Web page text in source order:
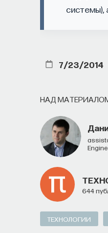
системы),
7/23/2014
НАД
Assistant Professor, the Sibley School of Mechanical and Aerospace Engineering, the Systems
644
ТЕХНОЛОГИИ